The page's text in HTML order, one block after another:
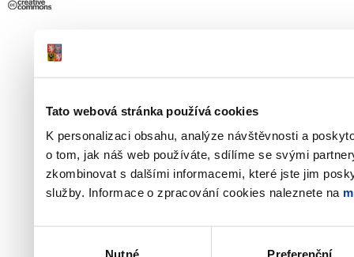
Tato webová stránka používá cookies
K personalizaci obsahu, analýze návštěvnosti a
o tom, jak náš web používáte, sdílíme se svými
zkombinovat s dalšími informacemi, které jste jim
služby. Informace o zpracování cookies naleznete na
Nutné Preferenční